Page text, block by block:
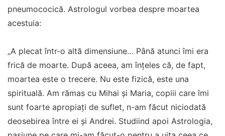
pneumococică. Astrologul vorbea despre moartea
acestuia:
„A plecat într-o altă dimensiune… Până atunci îmi era
frică de moarte. După aceea, am înțeles că, de fapt,
moartea este o trecere. Nu este fizică, este una
spirituală. Am rămas cu Mihai și Maria, copiii care îmi
sunt foarte apropiați de suflet, n-am făcut niciodată
deosebirea între ei și Andrei. Studiind apoi Astrologia,